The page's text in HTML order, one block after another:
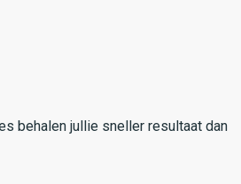
behalen jullie sneller resultaat dan